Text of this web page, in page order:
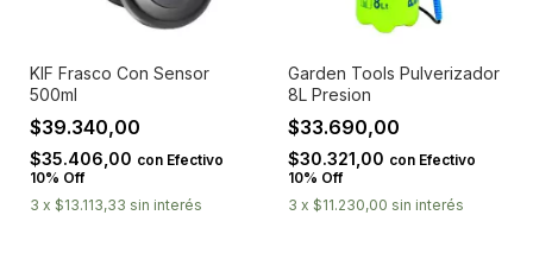
KIF Frasco Con Sensor
500ml
$39.340,00
$35.406,00 con Efectivo
10% Off
3 x $13.113,33 sin interés
Garden Tools Pulverizador
8L Presion
$33.690,00
$30.321,00 con Efectivo
10% Off
3 x $11.230,00 sin interés